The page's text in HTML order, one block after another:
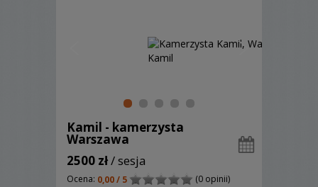
Kamil - kamerzysta
Warszawa
2500 zł/ sesja
Ocena: 0,00 / 5
(0 opinii)